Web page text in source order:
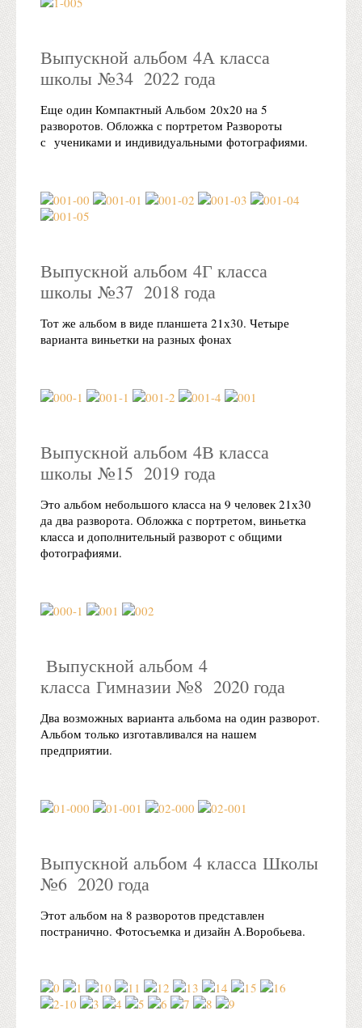
Выпускной альбом 4А класса
школы №34 2022 года
Еще один Компактный Альбом 20х20 на 5
разворотов. Обложка с портретом Развороты
с учениками и индивидуальными фотографиями.
Выпускной альбом 4Г класса
школы №37 2018 года
Тот же альбом в виде планшета 21х30. Четыре
варианта виньетки на разных фонах
Выпускной альбом 4В класса
школы №15 2019 года
Это альбом небольшого класса на 9 человек 21х30
да два разворота. Обложка с портретом, виньетка
класса и дополнительный разворот с общими
фотографиями.
Выпускной альбом 4
класса Гимназии №8 2020 года
Два возможных варианта альбома на один разворот.
Альбом только изготавливался на нашем
предприятии.
Выпускной альбом 4 класса Школы
№6 2020 года
Этот альбом на 8 разворотов представлен
постранично. Фотосъемка и дизайн А.Воробьева.